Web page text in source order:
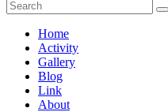
Home
Activity
Gallery
Blog
Link
About